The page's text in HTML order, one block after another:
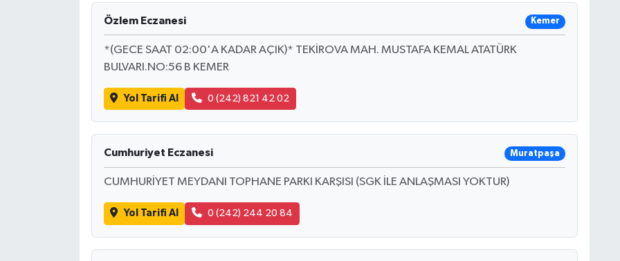
Özlem Eczanesi Kemer
*(GECE SAAT 02:00'A KADAR AÇIK)* TEKİROVA MAH. MUSTAFA KEMAL ATATÜRK
BULVARI.NO:56 B KEMER
Yol Tarifi Al 0 (242) 821 42 02
Cumhuriyet Eczanesi Muratpaşa
CUMHURİYET MEYDANI TOPHANE PARKI KARŞISI (SGK İLE ANLAŞMASI YOKTUR)
Yol Tarifi Al 0 (242) 244 20 84